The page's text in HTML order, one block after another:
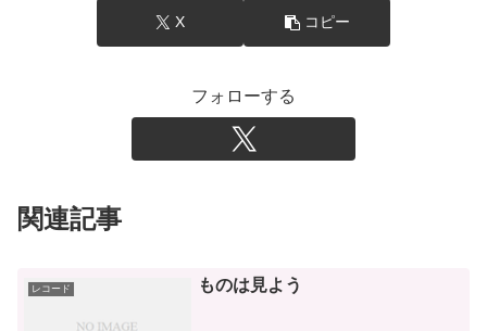
X コピー
フォローする
関連記事
レコード ものは見よう